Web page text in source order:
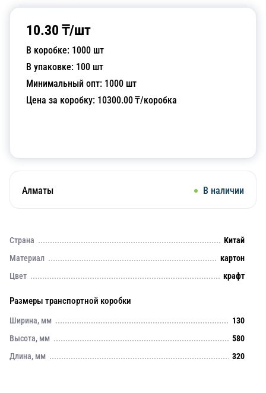
10.30 ₸/шт
В коробке: 1000 шт
В упаковке: 100 шт
Минимальный опт: 1000 шт
Цена за коробку: 10300.00₸/коробка
Алматы В наличии
Страна
Китай
Материал
картон
Цвет
крафт
Размеры транспортной коробки
Ширина, мм
130
Высота, мм
580
Длина, мм
320